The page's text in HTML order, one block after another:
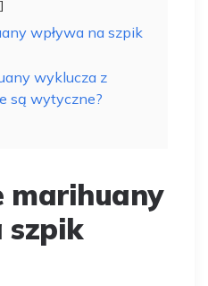
wpływa na szpik
wyklucza z
są wytyczne?
marihuany
szpik